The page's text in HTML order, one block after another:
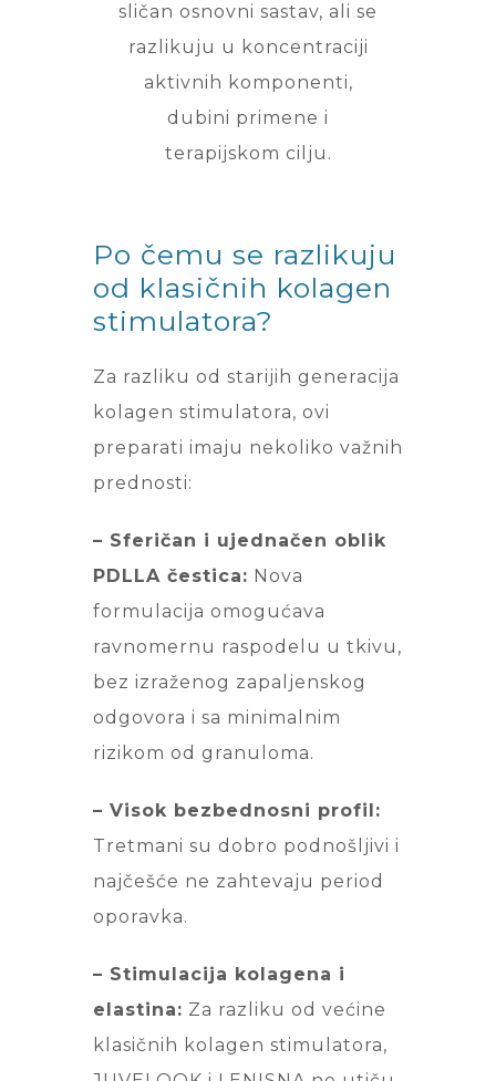
sličan osnovni sastav, ali se
razlikuju u koncentraciji
aktivnih komponenti,
dubini primene i
terapijskom cilju.
Po čemu se razlikuju
od klasičnih kolagen
stimulatora?
Za razliku od starijih generacija
kolagen stimulatora, ovi
preparati imaju nekoliko važnih
prednosti:
– Sferičan i ujednačen oblik
PDLLA čestica: Nova
formulacija omogućava
ravnomernu raspodelu u tkivu,
bez izraženog zapaljenskog
odgovora i sa minimalnim
rizikom od granuloma.
– Visok bezbednosni profil:
Tretmani su dobro podnošljivi i
najčešće ne zahtevaju period
oporavka.
– Stimulacija kolagena i
elastina: Za razliku od većine
klasičnih kolagen stimulatora,